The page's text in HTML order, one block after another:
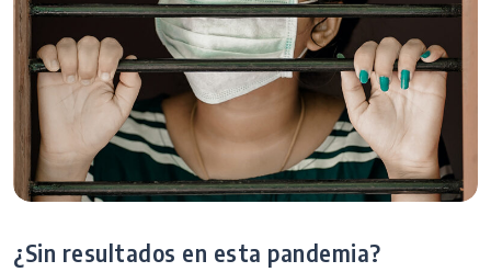
¿Sin resultados en esta pandemia?